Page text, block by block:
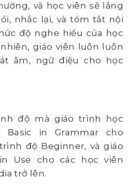
và học viên sẽ lắng
nhắc lại, và tóm tắt nội
độ nghe hiểu của học
giáo viên luôn luôn
âm, ngữ điệu cho học
độ mà giáo trình học
Basic in Grammar cho
độ Beginner, và giáo
Use cho các học viên
trở lên.